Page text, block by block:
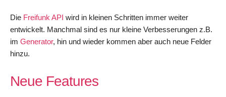
Die Freifunk API wird in kleinen Schritten immer weiter
entwickelt. Manchmal sind es nur kleine Verbesserungen z.B.
im Generator, hin und wieder kommen aber auch neue Felder
hinzu.
Neue Features